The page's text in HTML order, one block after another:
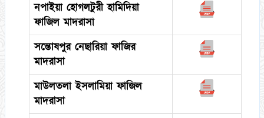
নপাইয়া হোগলটুরী হামিদিয়া
ফাজিল মাদরাসা
সন্তোষপুর নেছারিয়া ফাজির
মাদরাসা
মাউলতলা ইসলামিয়া ফাজিল
মাদরাসা